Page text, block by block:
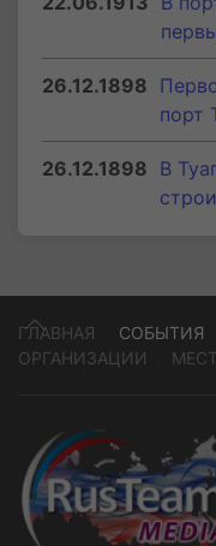
26.12.1898
порт
26.12.1898 В
ГЛАВНАЯ СОБЫТИЯ
ОРГАНИЗАЦИИ